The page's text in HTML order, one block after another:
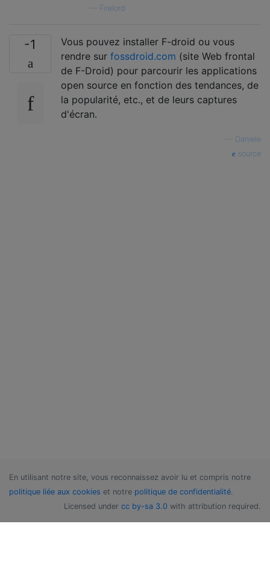
Firelord
-1
Vous pouvez installer F-droid ou vous
rendre sur fossdroid.com (site Web frontal
de F-Droid) pour parcourir les applications
open source en fonction des tendances, de
la popularité, etc., et de leurs captures
d'écran.
Daniele
source
En utilisant notre site, vous reconnaissez avoir lu et compris notre
politique liée aux cookies et notre politique de confidentialité.
Licensed under cc by-sa 3.0 with attribution required.